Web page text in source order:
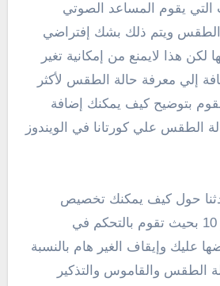
الطقس ويتم ذلك بشك إفتراضي
لكن هذا لايمنع من إمكانية تغير
إلي معرفة حالة الطقس لأكثر
بتوضيح كيف يمكنك إضافة
الطقس علي كورتانا في الويندوز
حول كيف يمكنك تخصيص
كورتانا علي الويندوز 10 بحيث تقوم بالتحكم في
عليك وإيقاف الغير هام بالنسبة
الطقس والقاموس والتذكير